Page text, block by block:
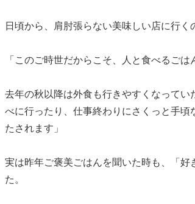
日頃から、肩肘張らない美味しい店に行く
「このご時世だからこそ、人と食べるごは
去年の秋以降は外食も行きやすくなって
べに行ったり、仕事終わりにさくっと手
たされます」
実は昨年ご褒美ごはんを聞いた時も、「
た。